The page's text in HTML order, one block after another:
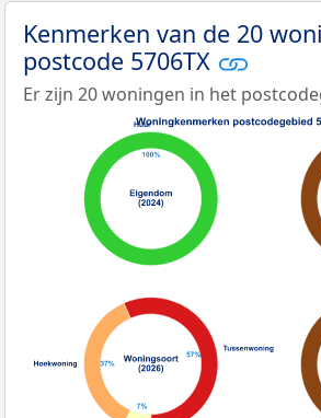
Kenmerken van de 20
postcode 5706TX
Er zijn 20 woningen in het